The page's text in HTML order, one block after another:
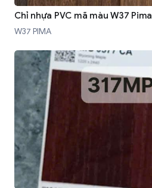
Chỉ nhựa PVC mã màu W37 Pima
W37 PIMA